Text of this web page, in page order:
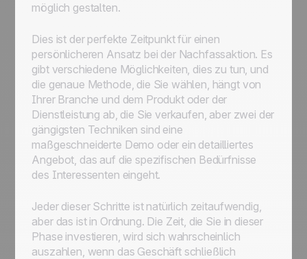
möglich gestalten.
Dies ist der perfekte Zeitpunkt für einen
persönlicheren Ansatz bei der Nachfassaktion. Es
gibt verschiedene Möglichkeiten, dies zu tun, und
die genaue Methode, die Sie wählen, hängt von
Ihrer Branche und dem Produkt oder der
Dienstleistung ab, die Sie verkaufen, aber zwei der
gängigsten Techniken sind eine
maßgeschneiderte Demo oder ein detailliertes
Angebot, das auf die spezifischen Bedürfnisse
des Interessenten eingeht.
Jeder dieser Schritte ist natürlich zeitaufwendig,
aber das ist in Ordnung. Die Zeit, die Sie in dieser
Phase investieren, wird sich wahrscheinlich
auszahlen, wenn das Geschäft schließlich